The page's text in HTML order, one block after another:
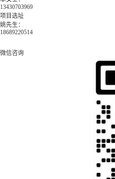
13430703969
项目选址
姚先生：
18689220514
微信咨询